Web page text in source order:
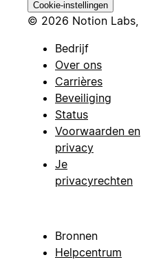
Cookie-instellingen
© 2026 Notion Labs,
Bedrijf
Over ons
Carrières
Beveiliging
Status
Voorwaarden en
privacy
Je
privacyrechten
Bronnen
Helpcentrum